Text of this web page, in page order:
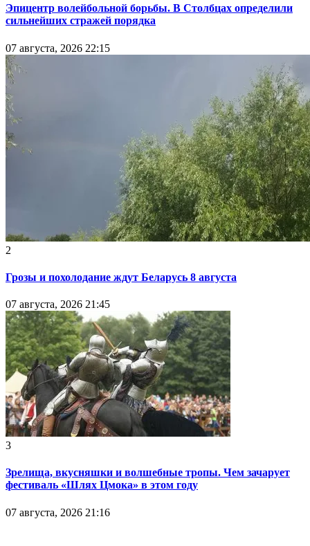
Эпицентр волейбольной борьбы. В Столбцах определили
сильнейших стражей порядка
07 августа, 2026 22:15
2
Грозы и похолодание ждут Беларусь 8 августа
07 августа, 2026 21:45
3
Зрелища, вкусняшки и волшебные тропы. Чем зачарует
фестиваль «Шлях Цмока» в этом году
07 августа, 2026 21:16